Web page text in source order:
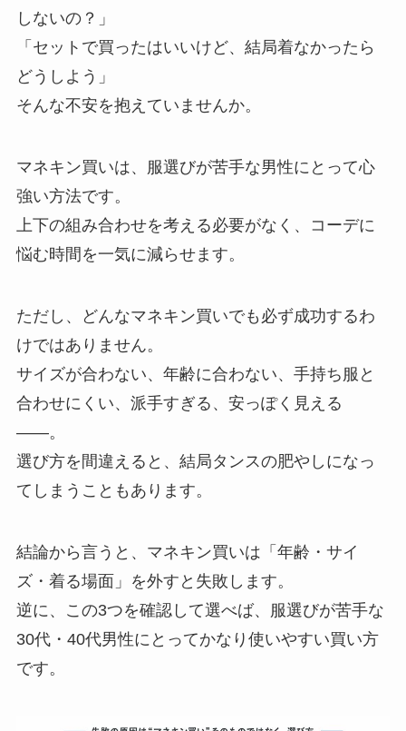
しないの？」
「セットで買ったはいいけど、結局着なかったら
どうしよう」
そんな不安を抱えていませんか。
マネキン買いは、服選びが苦手な男性にとって心
強い方法です。
上下の組み合わせを考える必要がなく、コーデに
悩む時間を一気に減らせます。
ただし、どんなマネキン買いでも必ず成功するわ
けではありません。
サイズが合わない、年齢に合わない、手持ち服と
合わせにくい、派手すぎる、安っぽく見える
――。
選び方を間違えると、結局タンスの肥やしになっ
てしまうこともあります。
結論から言うと、マネキン買いは「年齢・サイ
ズ・着る場面」を外すと失敗します。
逆に、この3つを確認して選べば、服選びが苦手な
30代・40代男性にとってかなり使いやすい買い方
です。